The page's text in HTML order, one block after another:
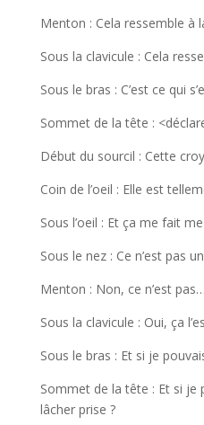
Menton : Cela ressemble à
Sous la clavicule : Cela
Sous le bras : C’est ce qui
Sommet de la tête :
Début du sourcil : Cette
Coin de l’oeil : Elle est
Sous l’oeil : Et ça me fait
Sous le nez : Ce n’est pas
Menton : Non, ce n’est pas…
Sous la clavicule : Oui, ça
Sous le bras : Et si je
Sommet de la tête : Et si je
lâcher prise ?